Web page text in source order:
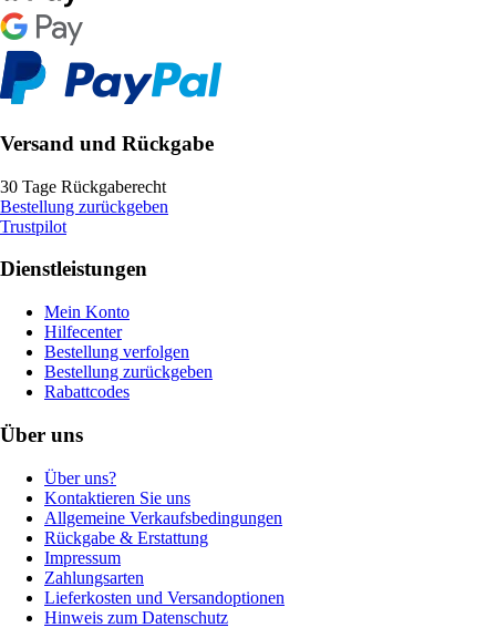
Versand und Rückgabe
30 Tage Rückgaberecht
Bestellung zurückgeben
Trustpilot
Dienstleistungen
Mein Konto
Hilfecenter
Bestellung verfolgen
Bestellung zurückgeben
Rabattcodes
Über uns
Über uns?
Kontaktieren Sie uns
Allgemeine Verkaufsbedingungen
Rückgabe & Erstattung
Impressum
Zahlungsarten
Lieferkosten und Versandoptionen
Hinweis zum Datenschutz